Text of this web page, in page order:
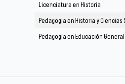
Licenciatura en Historia
Pedagogia en Historia y Ciencias
Pedagogía en Educación